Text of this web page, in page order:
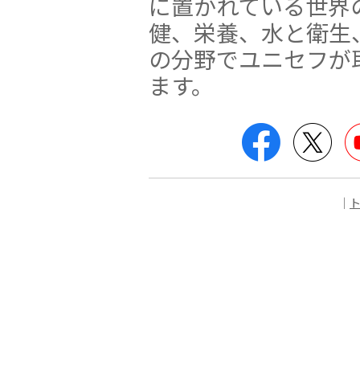
健、栄養、水と衛
の分野でユニセフ
ます。
Facebook
｜